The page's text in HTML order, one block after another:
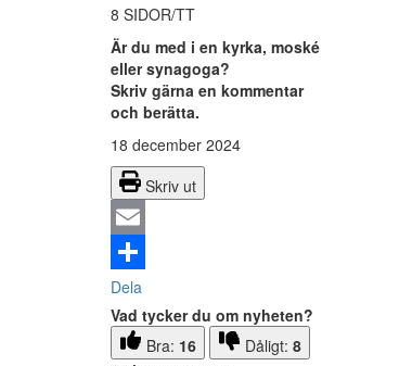
8 SIDOR/TT
Är du med i en kyrka, moské
eller synagoga?
Skriv gärna en kommentar
och berätta.
18 december 2024
Skriv ut
Email
Dela
Vad tycker du om nyheten?
Bra: 16 Dåligt: 8